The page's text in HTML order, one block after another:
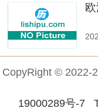
CopyRight © 2022-
19000289号-7